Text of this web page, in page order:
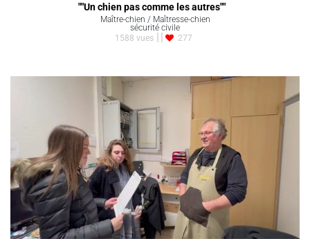
""Un chien pas comme les autres""
Maître-chien / Maîtresse-chien
sécurité civile
1588 vues
277